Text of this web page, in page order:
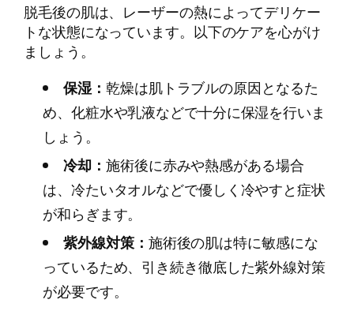
脱毛後の肌は、レーザーの熱によってデリケー
トな状態になっています。以下のケアを心がけ
ましょう。
保湿：乾燥は肌トラブルの原因となるた
め、化粧水や乳液などで十分に保湿を行いま
しょう。
冷却：施術後に赤みや熱感がある場合
は、冷たいタオルなどで優しく冷やすと症状
が和らぎます。
紫外線対策： 施術後の肌は特に敏感にな
っているため、引き続き徹底した紫外線対策
が必要です。